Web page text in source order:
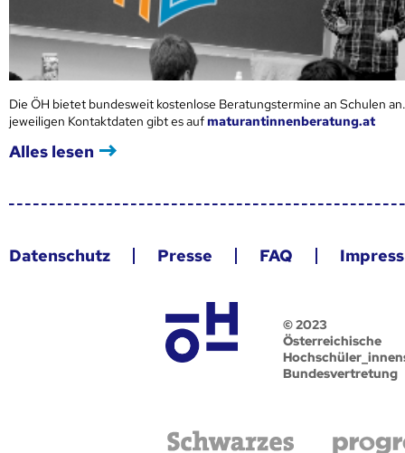
Die ÖH bietet bundesweit kostenlose Beratungstermine an Schulen
jeweiligen Kontaktdaten gibt es aufmaturantinnenberatung.at
Alles lesen
Datenschutz Presse FAQ
© 2023
Österreichische
Bundesvertretung